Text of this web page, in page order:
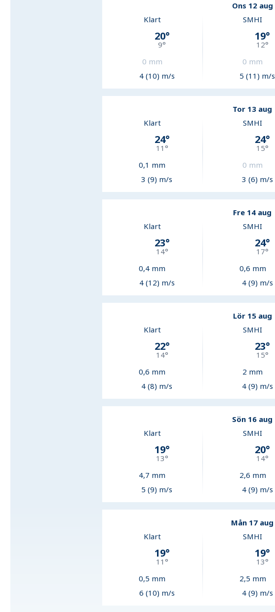
Ons 12 aug
Klart
20°
9°
0 mm
4 (10) m/s
SMHI
19°
12°
0 mm
5 (11) m/s
Tor 13 aug
Klart
24°
11 °
0,1 mm
3 (9) m/s
SMHI
24°
15°
0 mm
3 (6) m/s
Fre 14 aug
Klart
23°
14°
0,4 mm
4 (12) m/s
SMHI
24°
17°
0,6 mm
4 (9) m/s
Lör 15 aug
Klart
22°
14°
0,6 mm
4 (8) m/s
SMHI
23°
15°
2 mm
4 (9) m/s
Sön 16 aug
Klart
19°
13°
4,7 mm
5 (9) m/s
SMHI
20°
14°
2,6 mm
4 (9) m/s
Mån 17 aug
Klart
19°
11 °
0,5 mm
6 (10) m/s
SMHI
19°
13°
2,5 mm
4 (9) m/s